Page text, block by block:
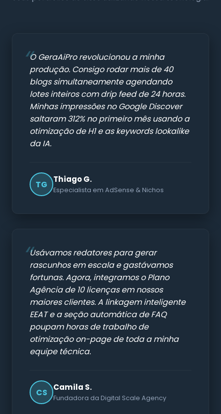
O GeraAiPro revolucionou a minha
produção. Consigo rodar mais de 40
blogs simultaneamente agendando
lotes inteiros com drip feed de 24 horas.
Minhas impressões no Google Discover
saltaram 312% no primeiro mês usando a
otimização de H1 e as keywords lookalike
da IA.
TG Thiago G.
Especialista em AdSense & Nichos
Usávamos redatores para gerar
rascunhos em escala e gastávamos
fortunas. Agora, integramos o Plano
Agência de 10 licenças em nossos
maiores clientes. A linkagem inteligente
EEAT e a seção automática de FAQ
poupam horas de trabalho de
otimização on-page de toda a minha
equipe técnica.
CS Camila S.
Fundadora da Digital Scale Agency